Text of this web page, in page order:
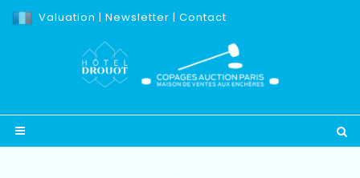
Valuation | Newsletter | Contact